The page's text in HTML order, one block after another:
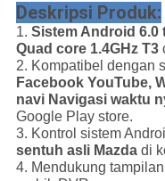
Deskripsi Produk:
1. Sistem Android 6.0
Quad core 1.4GHz T3
2. Kompatibel dengan
Facebook YouTube,
navi Navigasi waktu
Google Play store.
3. Kontrol sistem
sentuh asli Mazdadi
4. Mendukung